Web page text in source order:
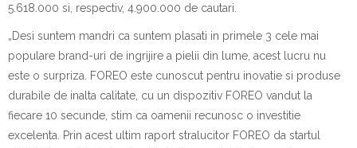
5.618.000 si, respectiv, 4.900.000 de cautari.
„Desi suntem mandri ca suntem plasati in primele 3 cele mai
populare brand-uri de ingrijire a pielii din lume, acest lucru nu
este o surpriza. FOREO este cunoscut pentru inovatie si produse
durabile de inalta calitate, cu un dispozitiv FOREO vandut la
fiecare 10 secunde, stim ca oamenii recunosc o investitie
excelenta. Prin acest ultim raport stralucitor FOREO da startul